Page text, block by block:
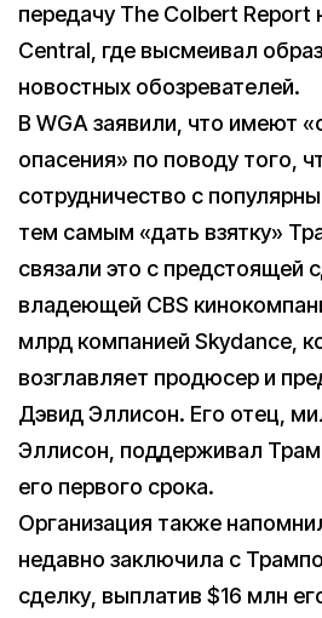
передачу The Colbert Report
Central, где высмеивал
новостных обозревателей.
В WGA заявили, что имеют
опасения» по поводу того,
сотрудничество с
тем самым «дать взятку»
связали это с предстоящей
владеющей CBS
млрд компанией Skydance,
возглавляет продюсер и
Дэвид Эллисон. Его отец,
Эллисон, поддерживал
его первого срока.
Организация также
недавно заключила с
сделку, выплатив $16 млн